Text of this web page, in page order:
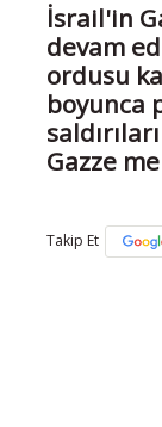
İsrail'in
devam
ordusu
boyunca
Gazze
Takip Et